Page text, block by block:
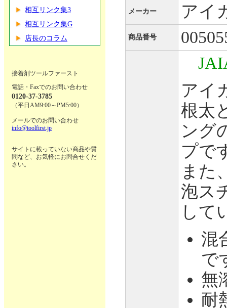
相互リンク集3
相互リンク集G
店長のコラム
接着剤ツールファースト
電話・Faxでのお問い合わせ
0120-37-3785
（平日AM9:00～PM5:00）
メールでのお問い合わせ
info@toolfirst.jp
サイトに載っていない商品や質
問など、お気軽にお問合せくだ
さい。
メーカー アイ
商品番号
アイ
根太
ング
プで
また
泡ス
して
混
で
無
耐